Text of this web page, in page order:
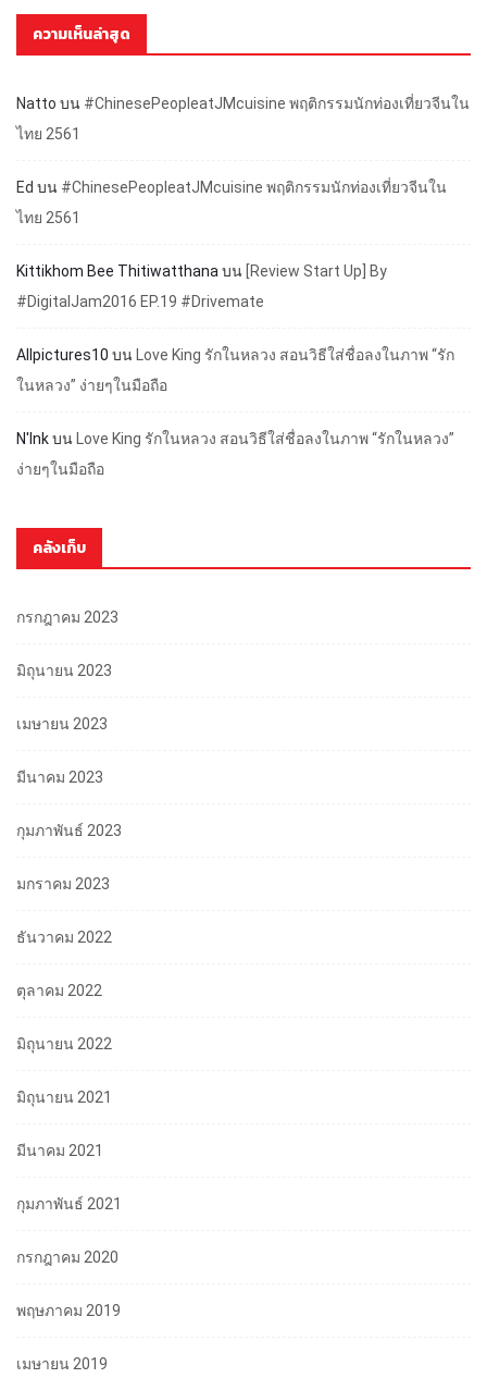
ความเห็นล่าสุด
Natto บน #ChinesePeopleatJMcuisine พฤติกรรมนักท่องเที่ยวจีนใน
ไทย 2561
Ed บน #ChinesePeopleatJMcuisine พฤติกรรมนักท่องเที่ยวจีนใน
ไทย 2561
Kittikhom Bee Thitiwatthanaบน [Review Start Up] By
#DigitalJam2016 EP.19 #Drivemate
Allpictures10 บน Love King รักในหลวง สอนวิธีใส่ชื่อลงในภาพ “รัก
ในหลวง” ง่ายๆในมือถือ
N'Inkบน Love King รักในหลวง สอนวิธีใส่ชื่อลงในภาพ “รักในหลวง”
ง่ายๆในมือถือ
คลังเก็บ
กรกฎาคม 2023
มิถุนายน 2023
เมษายน 2023
มีนาคม 2023
กุมภาพันธ์ 2023
มกราคม 2023
ธันวาคม 2022
ตุลาคม 2022
มิถุนายน 2022
มิถุนายน 2021
มีนาคม 2021
กุมภาพันธ์ 2021
กรกฎาคม 2020
พฤษภาคม 2019
เมษายน 2019